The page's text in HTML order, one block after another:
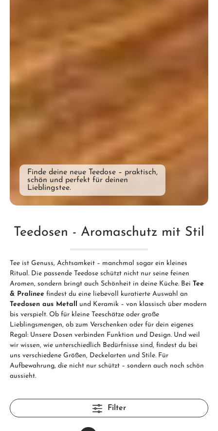
Finde deine neue Teedose – praktisch,
schön und perfekt für deinen
Lieblingstee.
Teedosen - Aromaschutz mit Stil
Tee ist Genuss, Achtsamkeit – manchmal sogar ein kleines
Ritual. Die passende Teedose schützt nicht nur seine feinen
Aromen, sondern bringt auch Schönheit in deine Küche. Bei Tee
& Pralinee findest du eine liebevoll kuratierte Auswahl an
Teedosen aus Metall
und Keramik – von klassisch über modern
bis verspielt. Ob für kleine Teeschätze oder große
Lieblingsmengen, ob zum Verschenken oder für dein eigenes
Regal: Unsere Dosen verbinden Funktion und Design. Und weil
wir wissen, wie unterschiedlich Bedürfnisse sind, findest du bei
uns verschiedene Größen, Deckelarten und Stile. Für
Aufbewahrung, die nicht nur schützt – sondern auch noch schön
aussieht.
Filter